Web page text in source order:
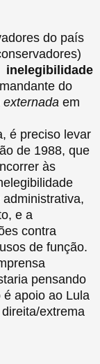
do país
inelegibilidade
do
externada em
é preciso levar
de 1988, que
às
e a
contra
de função.
pensando
é apoio ao Lula
extrema